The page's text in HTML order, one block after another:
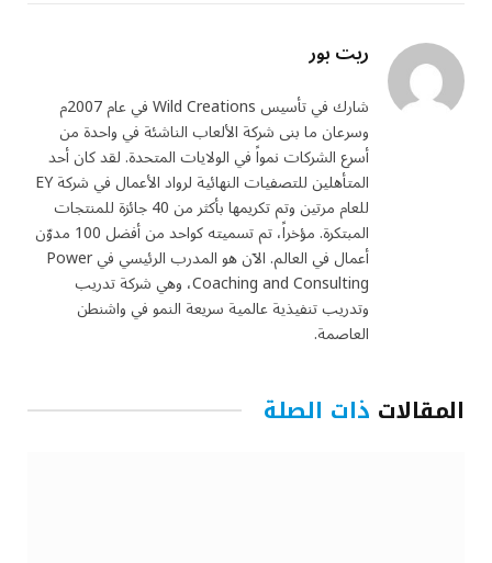
ريت بور
شارك في تأسيس Wild Creations في عام 2007م
وسرعان ما بنى شركة الألعاب الناشئة في واحدة من
أسرع الشركات نمواً في الولايات المتحدة. لقد كان أحد
المتأهلين للتصفيات النهائية لرواد الأعمال في شركة EY
للعام مرتين وتم تكريمها بأكثر من 40 جائزة للمنتجات
المبتكرة. مؤخراً، تم تسميته كواحد من أفضل 100 مدوّن
أعمال في العالم. الآن هو المدرب الرئيسي في Power
Coaching and Consulting، وهي شركة تدريب
وتدريب تنفيذية عالمية سريعة النمو في واشنطن
العاصمة.
المقالات ذات الصلة